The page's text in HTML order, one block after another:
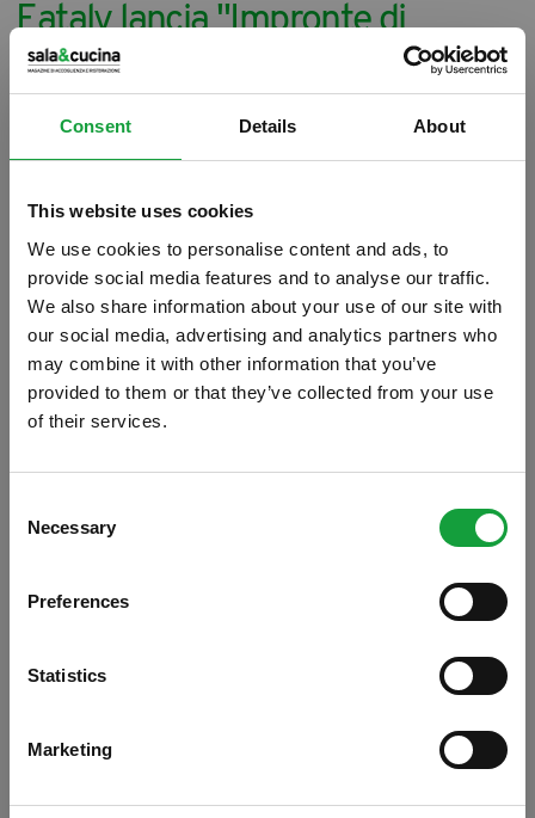
Consent Details About
This website uses cookies
We use cookies to personalise content and ads, to
provide social media features and to analyse our traffic.
We also share information about your use of our site with
our social media, advertising and analytics partners who
may combine it with other information that you’ve
provided to them or that they’ve collected from your use
of their services.
Selection
Necessary
Preferences
Statistics
Marketing
Eataly lancia "Impronte di
pizza", simposio che celebra la
pizza e i pizzaioli
09/05/2019
Eataly Roma
ha deciso di dedicare una
prossimo 16 maggio con un simposio
si svolgerà dalle ore 16.00, presso il
ISCRIVITI ALLA NEWSLETTER
Resta aggiornato su tutte le ultime novita nel campo